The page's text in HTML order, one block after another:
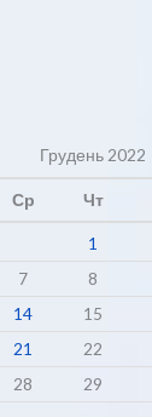
Грудень 2022
Ср Чт
1
7 8
14 15
21 22
28 29